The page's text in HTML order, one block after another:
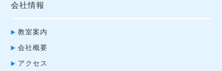
会社情報
教室案内
会社概要
アクセス